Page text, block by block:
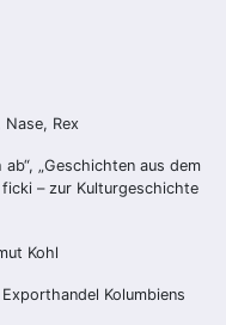
Nase, Rex
„Geschichten aus dem
ficki – zur Kulturgeschichte
Kohl
Kolumbiens